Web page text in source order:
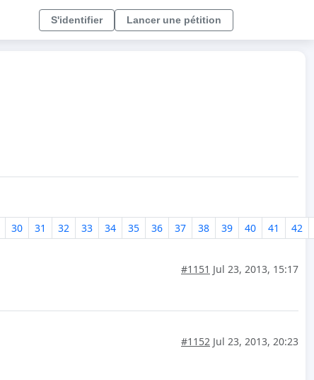
S'identifier Lancer une pétition
30 31 32 33 34 35 36 37 38 39 40 41 42
#1151 Jul 23, 2013, 15:17
#1152 Jul 23, 2013, 20:23